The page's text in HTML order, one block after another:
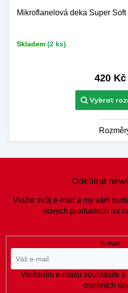
Mikroflanelová deka Super
Skladem (2 ks)
420 Kč
Odebírat
Vložte svůj e-mail a my vám
nových produktech na
E-mail
Vložením e-mailu souhlasíte s
osobních